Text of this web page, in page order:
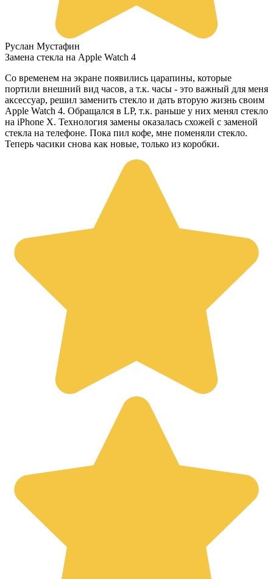
Руслан Мустафин
Замена стекла на Apple Watch 4
Со временем на экране появились царапины, которые
портили внешний вид часов, а т.к. часы - это важный для меня
аксессуар, решил заменить стекло и дать вторую жизнь своим
Apple Watch 4. Обращался в LP, т.к. раньше у них менял стекло
на iPhone X. Технология замены оказалась схожей с заменой
стекла на телефоне. Пока пил кофе, мне поменяли стекло.
Теперь часики снова как новые, только из коробки.